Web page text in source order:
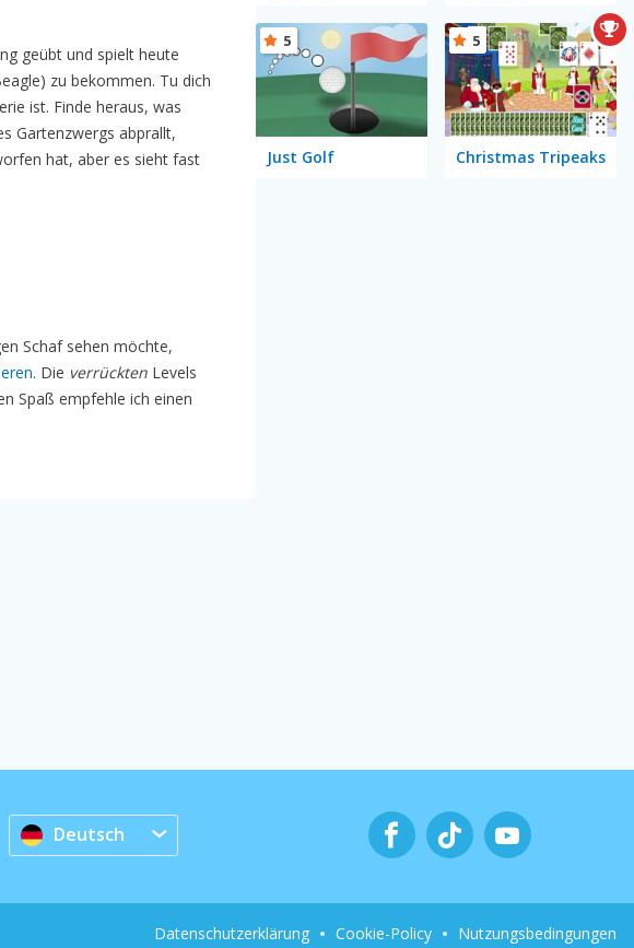
geübt und spielt heute
zu bekommen. Tu dich
ist. Finde heraus, was
Gartenzwergs abprallt,
hat, aber es sieht fast
Schaf sehen möchte,
. Die verrückten Levels
Spaß empfehle ich einen
Just Golf
5
Christmas Tripeaks
5
Deutsch
Datenschutzerklärung Cookie-Policy Nutzungsbedingungen